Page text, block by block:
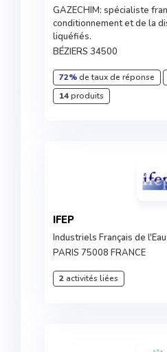
GAZECHIM: spécialiste
conditionnement et de la
liquéfiés.
BÉZIERS 34500
72%de taux de réponse
14produits
IFEP
Industriels Français de
PARIS 75008 FRANCE
2activités liées